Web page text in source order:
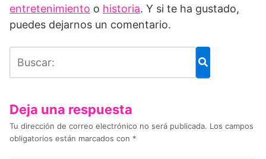
entretenimiento o historia. Y si te ha gustado,
puedes dejarnos un comentario.
Deja una respuesta
Tu dirección de correo electrónico no será publicada. Los campos
obligatorios están marcados con *